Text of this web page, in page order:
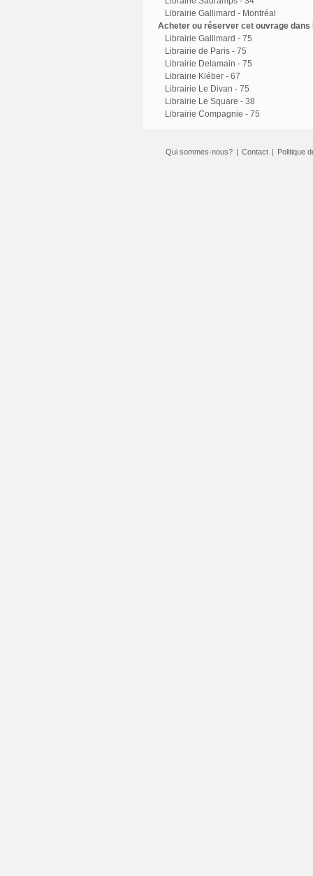
Librairie Gallimard - Montréal
Acheter ou réserver cet ouvrage
Librairie Gallimard - 75
Librairie de Paris - 75
Librairie Delamain - 75
Librairie Kléber - 67
Librairie Le Divan - 75
Librairie Le Square - 38
Librairie Compagnie - 75
Qui sommes-nous? | Contact | Politique